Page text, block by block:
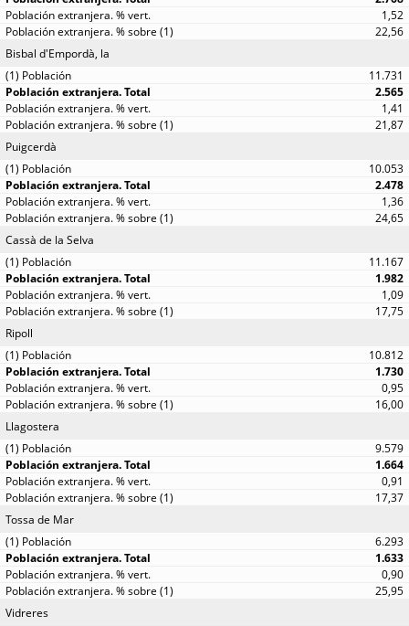
1,52
22,56
Bisbal d'Empordà, la
11.731
2.565
1,41
21,87
Puigcerdà
10.053
2.478
1,36
24,65
Cassà de la Selva
11.167
1.982
1,09
17,75
Ripoll
10.812
1.730
0,95
16,00
Llagostera
9.579
1.664
0,91
17,37
Tossa de Mar
6.293
1.633
0,90
25,95
Vidreres